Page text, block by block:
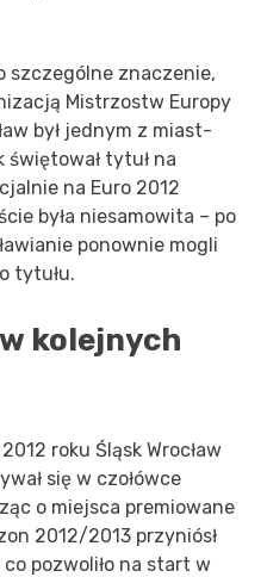
szczególne znaczenie,
Mistrzostw Europy
był jednym z miast-
tytuł na
na Euro 2012
była niesamowita – po
ponownie mogli
tytułu.
kolejnych
roku Śląsk Wrocław
się w czołówce
o miejsca premiowane
2012/2013 przyniósł
co pozwoliło na start w